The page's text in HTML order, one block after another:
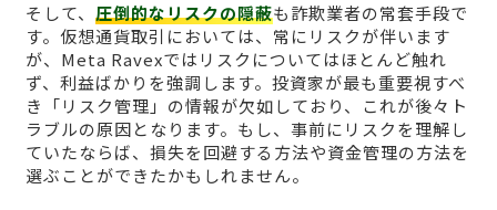
そして、 圧倒的なリスクの隠蔽も詐欺業者の常套手段で
す。仮想通貨取引においては、常にリスクが伴います
が、Meta Ravexではリスクについてはほとんど触れ
ず、利益ばかりを強調します。投資家が最も重要視すべ
き「リスク管理」の情報が欠如しており、これが後々ト
ラブルの原因となります。もし、事前にリスクを理解し
ていたならば、損失を回避する方法や資金管理の方法を
選ぶことができたかもしれません。